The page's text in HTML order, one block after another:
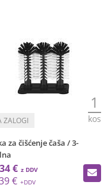
1
kos
za čišćenje čaša / 3-
€
€